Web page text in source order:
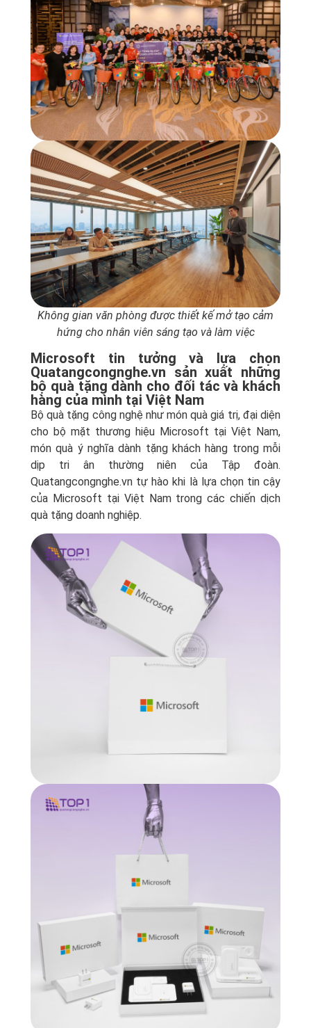
Không gian văn phòng được thiết kế mở tạo cảm
hứng cho nhân viên sáng tạo và làm việc
Microsoft tin tưởng và lựa chọn
Quatangcongnghe.vn sản xuất những
bộ quà tặng dành cho đối tác và khách
hàng của mình tại Việt Nam
Bộ quà tặng công nghệ như món quà giá trị, đại diện
cho bộ mặt thương hiệu Microsoft tại Việt Nam,
món quà ý nghĩa dành tặng khách hàng trong mỗi
dịp tri ân thường niên của Tập đoàn.
Quatangcongnghe.vn tự hào khi là lựa chọn tin cậy
của Microsoft tại Việt Nam trong các chiến dịch
quà tặng doanh nghiệp.